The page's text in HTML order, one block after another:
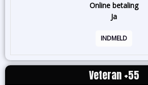
Online betaling
Ja
INDMELD
Veteran +55